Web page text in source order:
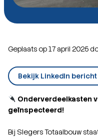
Geplaats op 17 april 2025
Bekijk LinkedIn bericht
Onderverdeelkasten
geïnspecteerd!
Bij Slegers Totaalbouw